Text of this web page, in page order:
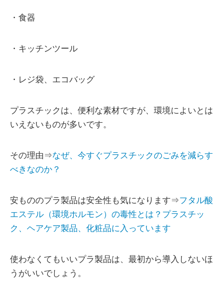
・食器
・キッチンツール
・レジ袋、エコバッグ
プラスチックは、便利な素材ですが、環境によいとは
いえないものが多いです。
その理由⇒なぜ、今すぐプラスチックのごみを減らす
べきなのか？
安もののプラ製品は安全性も気になります⇒フタル酸
エステル（環境ホルモン）の毒性とは？プラスチッ
ク、ヘアケア製品、化粧品に入っています
使わなくてもいいプラ製品は、最初から導入しないほ
うがいいでしょう。